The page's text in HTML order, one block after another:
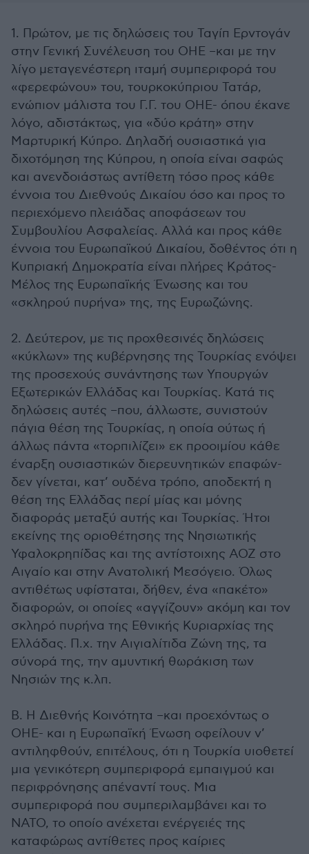
1. Πρώτον, με τις δηλώσεις του Ταγίπ Ερντογάν
στην Γενική Συνέλευση του ΟΗΕ –και με την
λίγο μεταγενέστερη ιταμή συμπεριφορά του
«φερεφώνου» του, τουρκοκύπριου Τατάρ,
ενώπιον μάλιστα του Γ.Γ. του ΟΗΕ- όπου έκανε
λόγο, αδιστάκτως, για «δύο κράτη» στην
Μαρτυρική Κύπρο. Δηλαδή ουσιαστικά για
διχοτόμηση της Κύπρου, η οποία είναι σαφώς
και ανενδοιάστως αντίθετη τόσο προς κάθε
έννοια του Διεθνούς Δικαίου όσο και προς το
περιεχόμενο πλειάδας αποφάσεων του
Συμβουλίου Ασφαλείας. Αλλά και προς κάθε
έννοια του Ευρωπαϊκού Δικαίου, δοθέντος ότι η
Κυπριακή Δημοκρατία είναι πλήρες Κράτος-
Μέλος της Ευρωπαϊκής Ένωσης και του
«σκληρού πυρήνα» της, της Ευρωζώνης.
2. Δεύτερον, με τις προχθεσινές δηλώσεις
«κύκλων» της κυβέρνησης της Τουρκίας ενόψει
της προσεχούς συνάντησης των Υπουργών
Εξωτερικών Ελλάδας και Τουρκίας. Κατά τις
δηλώσεις αυτές –που, άλλωστε, συνιστούν
πάγια θέση της Τουρκίας, η οποία ούτως ή
άλλως πάντα «τορπιλίζει» εκ προοιμίου κάθε
έναρξη ουσιαστικών διερευνητικών επαφών-
δεν γίνεται, κατ’ ουδένα τρόπο, αποδεκτή η
θέση της Ελλάδας περί μίας και μόνης
διαφοράς μεταξύ αυτής και Τουρκίας. Ήτοι
εκείνης της οριοθέτησης της Νησιωτικής
Υφαλοκρηπίδας και της αντίστοιχης ΑΟΖ στο
Αιγαίο και στην Ανατολική Μεσόγειο. Όλως
αντιθέτως υφίσταται, δήθεν, ένα «πακέτο»
διαφορών, οι οποίες «αγγίζουν» ακόμη και τον
σκληρό πυρήνα της Εθνικής Κυριαρχίας της
Ελλάδας. Π.χ. την Αιγιαλίτιδα Ζώνη της, τα
σύνορά της, την αμυντική θωράκιση των
Νησιών της κ.λπ.
Β. Η Διεθνής Κοινότητα –και προεχόντως ο
ΟΗΕ- και η Ευρωπαϊκή Ένωση οφείλουν ν’
αντιληφθούν, επιτέλους, ότι η Τουρκία υιοθετεί
μια γενικότερη συμπεριφορά εμπαιγμού και
περιφρόνησης απέναντί τους. Μια
συμπεριφορά που συμπεριλαμβάνει και το
ΝΑΤΟ, το οποίο ανέχεται ενέργειές της
καταφώρως αντίθετες προς καίριες